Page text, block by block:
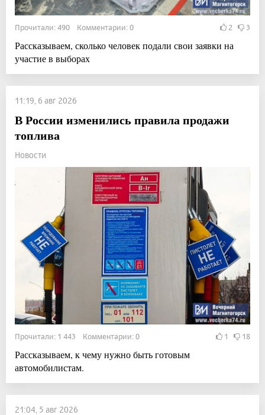
Прочитали: 490 Комментарии: 0 2 3
Рассказываем, сколько человек подали свои заявки на
участие в выборах
11:19, 6 авг 2026
В России изменились правила продажи
топлива
Новости
Прочитали: 1 443 Комментарии: 0 1 18
Рассказываем, к чему нужно быть готовым
автомобилистам.
21:04, 5 авг 2026